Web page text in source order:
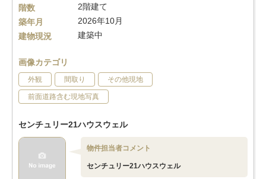
階数
2階建て
築年月
2026年10月
建物現況
建築中
画像カテゴリ
外観 間取り その他現地
前面道路含む現地写真
センチュリー21ハウスウェル
物件担当者コメント
センチュリー21ハウスウェル